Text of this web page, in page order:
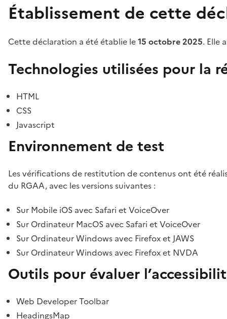
Établissement de cette
Cette déclaration a été établie le15 octobre 2025. Elle
Technologies utilisées pour la
HTML
CSS
Javascript
Environnement de test
Les vérifications de restitution de contenus ont été
du RGAA, avec les versions suivantes :
Sur Mobile iOS avec Safari et VoiceOver
Sur Ordinateur MacOS avec Safari et VoiceOver
Sur Ordinateur Windows avec Firefox et JAWS
Sur Ordinateur Windows avec Firefox et NVDA
Outils pour évaluer
Web Developer Toolbar
HeadingsMap